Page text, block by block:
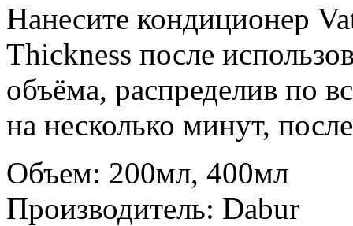
Нанесите кондиционер
Thickness после
объёма, распределив по
на несколько минут,
Oбъем: 200мл, 400мл
Производитель: Dabur